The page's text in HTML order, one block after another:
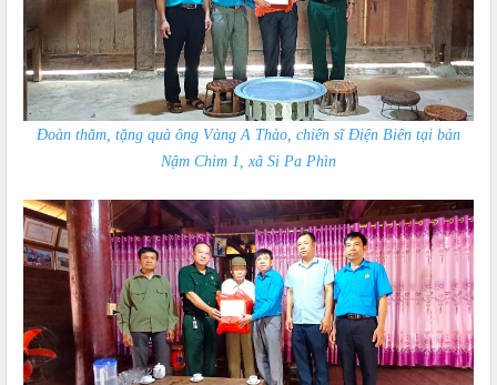
Đoàn thăm, tặng quà ông Vàng A Thào, chiến sĩ Điện Biên tại bản
Nậm Chim 1, xã Si Pa Phìn